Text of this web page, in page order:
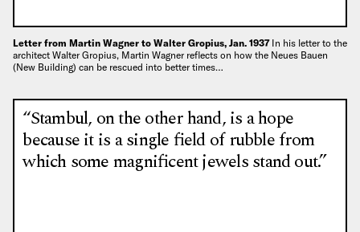
Letter from Martin Wagner to Walter Gropius, Jan. 1937 In his letter to the
architect Walter Gropius, Martin Wagner reflects on how the Neues Bauen
(New Building) can be rescued into better times…
“Stambul, on the other hand, is a hope
because it is a single field of rubble from
which some magnificent jewels stand out.”